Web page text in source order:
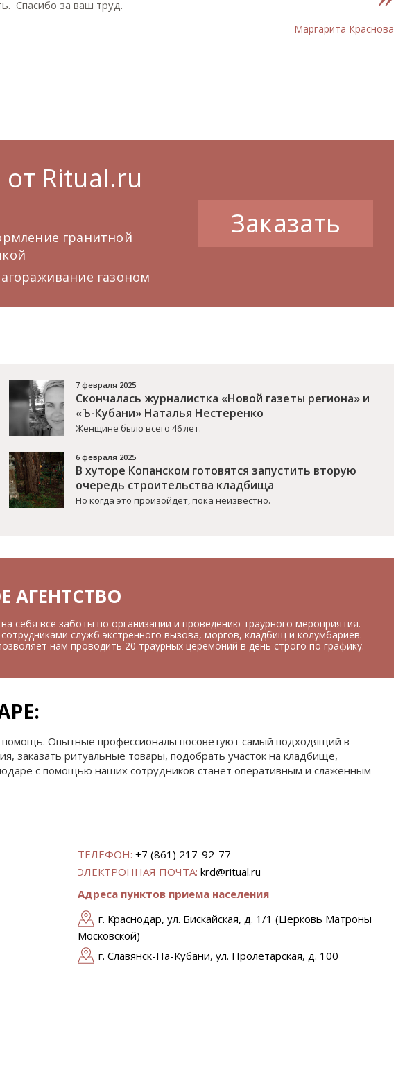
Спасибо за ваш труд.
Маргарита Краснова
Ritual.ru
гранитной
газоном
Заказать
7 февраля 2025
Скончалась журналистка «Новой газеты региона» и
«Ъ-Кубани» Наталья Нестеренко
Женщине было всего 46 лет.
6 февраля 2025
В хуторе Копанском готовятся запустить вторую
очередь строительства кладбища
Но когда это произойдёт, пока неизвестно.
АГЕНТСТВО
себя все заботы по организации и проведению траурного мероприятия.
служб экстренного вызова, моргов, кладбищ и колумбариев.
нам проводить 20 траурных церемоний в день строго по графику.
помощь. Опытные профессионалы посоветуют самый подходящий в
заказать ритуальные товары, подобрать участок на кладбище,
с помощью наших сотрудников станет оперативным и слаженным
ТЕЛЕФОН: +7 (861) 217-92-77
ЭЛЕКТРОННАЯ ПОЧТА: krd@ritual.ru
Адреса пунктов приема населения
г. Краснодар, ул. Бискайская, д. 1/1 (Церковь Матроны
Московской)
г. Славянск-На-Кубани, ул. Пролетарская, д. 100